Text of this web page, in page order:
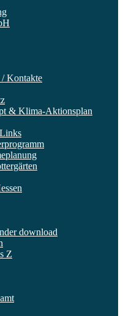
/ Kontakte
& Klima-Aktionsplan
download
Z